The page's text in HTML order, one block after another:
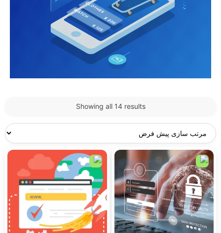
Showing all 14 results